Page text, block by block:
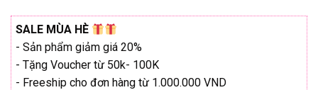
SALE MÙA HÈ
- Sản phẩm giảm giá 20%
- Tặng Voucher từ 50k- 100K
- Freeship cho đơn hàng từ 1.000.000 VND